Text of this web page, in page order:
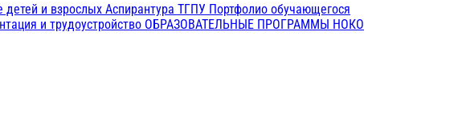
детей и взрослых Аспирантура ТГПУ Портфолио обучающегося
и трудоустройство ОБРАЗОВАТЕЛЬНЫЕ ПРОГРАММЫ НОКО